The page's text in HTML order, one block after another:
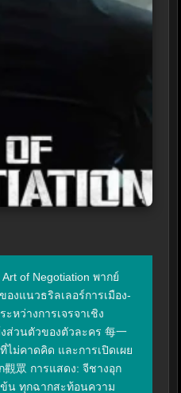
of Negotiation พากย์
งแนวธริลเลอร์การเมือง-
หว่างการเจรจาเชิง
ส่วนตัวของตัวละคร 每一
ไม่คาดคิด และการเปิดเผย
眾 การแสดง: จีชางอุก
น ทุกฉากสะท้อนความ